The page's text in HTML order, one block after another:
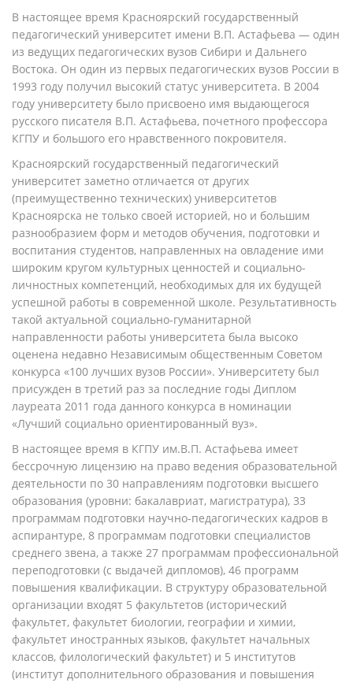
В настоящее время Красноярский государственный
педагогический университет имени В.П. Астафьева — один
из ведущих педагогических вузов Сибири и Дальнего
Востока. Он один из первых педагогических вузов России в
1993 году получил высокий статус университета. В 2004
году университету было присвоено имя выдающегося
русского писателя В.П. Астафьева, почетного профессора
КГПУ и большого его нравственного покровителя.
Красноярский государственный педагогический
университет заметно отличается от других
(преимущественно технических) университетов
Красноярска не только своей историей, но и большим
разнообразием форм и методов обучения, подготовки и
воспитания студентов, направленных на овладение ими
широким кругом культурных ценностей и социально-
личностных компетенций, необходимых для их будущей
успешной работы в современной школе. Результативность
такой актуальной социально-гуманитарной
направленности работы университета была высоко
оценена недавно Независимым общественным Советом
конкурса «100 лучших вузов России». Университету был
присужден в третий раз за последние годы Диплом
лауреата 2011 года данного конкурса в номинации
«Лучший социально ориентированный вуз».
В настоящее время в КГПУ им.В.П. Астафьева имеет
бессрочную лицензию на право ведения образовательной
деятельности по 30 направлениям подготовки высшего
образования (уровни: бакалавриат, магистратура), 33
программам подготовки научно-педагогических кадров в
аспирантуре, 8 программам подготовки специалистов
среднего звена, а также 27 программам профессиональной
переподготовки (с выдачей дипломов), 46 программ
повышения квалификации. В структуру образовательной
организации входят 5 факультетов (исторический
факультет, факультет биологии, географии и химии,
факультет иностранных языков, факультет начальных
классов, филологический факультет) и 5 институтов
(институт дополнительного образования и повышения